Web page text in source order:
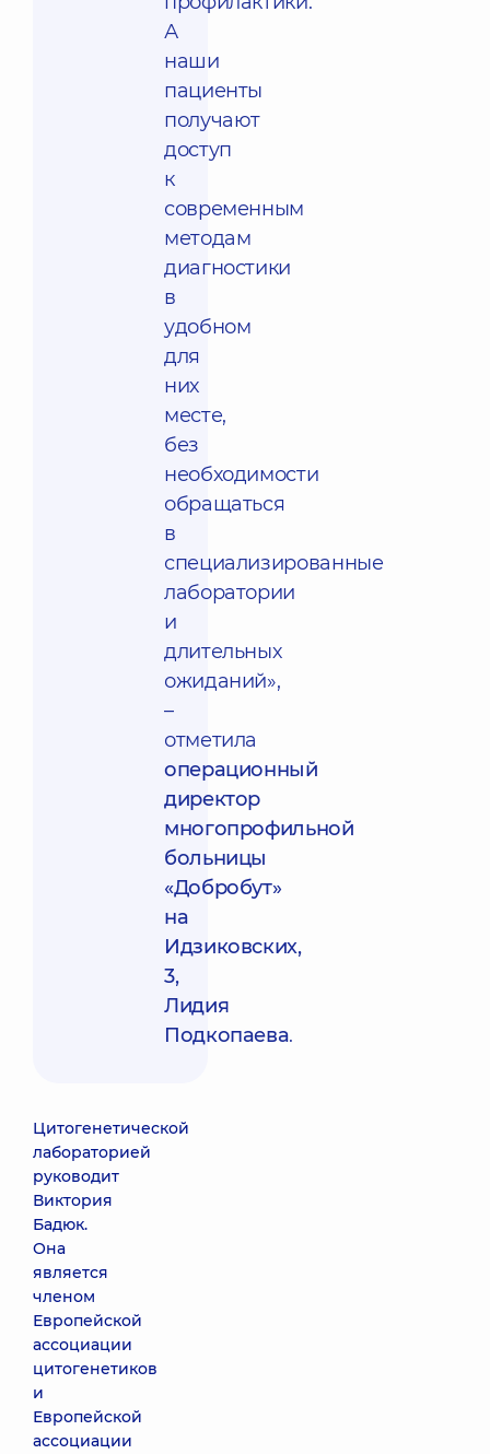
А
наши
пациенты
получают
доступ
к
современным
методам
диагностики
в
удобном
для
них
месте,
без
необходимости
обращаться
в
специализированные
лаборатории
и
длительных
ожиданий»,
–
отметила
операционный
директор
многопрофильной
больницы
«Добробут»
на
Идзиковских,
3,
Лидия
Подкопаева.
Цитогенетической
лабораторией
руководит
Виктория
Бадюк.
Она
является
членом
Европейской
ассоциации
цитогенетиков
и
Европейской
ассоциации